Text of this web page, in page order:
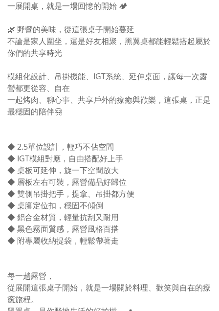
一展開桌，就是一場回憶的開始 🏕
🌿 野營的美味，從這張桌子開始蔓延
不論是家人圍坐，還是好友相聚，黑翼桌都能輕鬆搭起屬於
你們的共享時光
模組化設計、吊掛機能、IGT系統、延伸桌面，讓每一次露
營都更從容、自在
一起烤肉、聊心事、共享戶外的療癒與歡樂，這張桌，正是
最穩固的陪伴🤗
◆ 2.5單位設計，輕巧不佔空間
◆ IGT模組對應，自由搭配好上手
◆ 桌板可延伸，旋一下空間放大
◆ 層板左右可裝，露營備品好歸位
◆ 雙側吊掛把手，提拿、吊掛都方便
◆ 桌腳定位扣，穩固不傾倒
◆ 鋁合金材質，輕量抗刮又耐用
◆ 黑色霧面質感，露營風格百搭
◆ 附專屬收納提袋，輕鬆帶著走
每一趟露營，
從展開這張桌子開始，就是一場關於料理、歡笑與自在的療
癒旅程。